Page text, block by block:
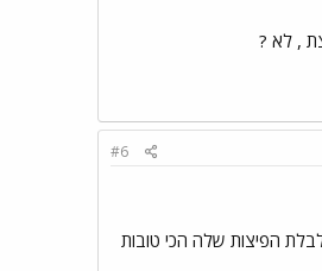
, לא ?
#6
הפיצות שלה הכי טובות